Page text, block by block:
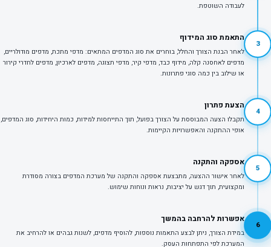
לעבודה השוטפת.
3
התאמת סוג המידוף
לאחר הבנת הצורך והחלל, בוחרים את סוג המדפים המתאים: מדפי מתכת, מדפים מודולריים,
מדפים לאחסנה קלה, מידוף כבד, מדפי קיר, מדפי תצוגה, מדפים לארכיון, מדפים לחדרי קירור
או שילוב בין כמה סוגי פתרונות.
4
הצעת פתרון
תקבלו הצעה המבוססת על הצורך בפועל, תוך התייחסות למידות, כמות היחידות, סוג המדפים,
אופי ההתקנה והאפשרויות הקיימות.
5
אספקה והתקנה
לאחר אישור ההצעה, מתבצעת אספקה והתקנה של מערכת המדפים בצורה מסודרת
ומקצועית, תוך דגש על יציבות, נראות ונוחות שימוש.
6
אפשרות להרחבה בהמשך
במידת הצורך, ניתן לבצע התאמות נוספות, להוסיף מדפים, לשנות גבהים או להרחיב את
המערכת לפי התפתחות העסק.